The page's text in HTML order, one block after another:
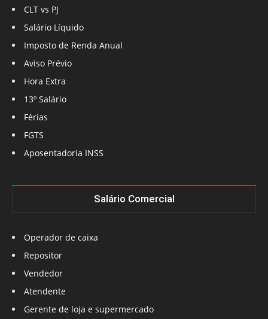
CLT vs PJ
Salário Líquido
Imposto de Renda Anual
Aviso Prévio
Hora Extra
13º Salário
Férias
FGTS
Aposentadoria INSS
Salário Comercial
Operador de caixa
Repositor
Vendedor
Atendente
Gerente de loja e supermercado